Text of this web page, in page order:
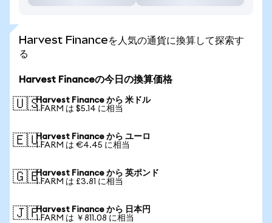
Harvest Financeを人気の通貨に換算して探索す
る
Harvest Financeの今日の換算価格
🇺🇸Harvest Finance から 米ドル
1 FARM は $5.14 に相当
🇪🇺Harvest Finance から ユーロ
1 FARM は €4.45 に相当
🇬🇧Harvest Finance から 英ポンド
1 FARM は £3.81 に相当
🇯🇵Harvest Finance から 日本円
1 FARM は ￥811.08 に相当